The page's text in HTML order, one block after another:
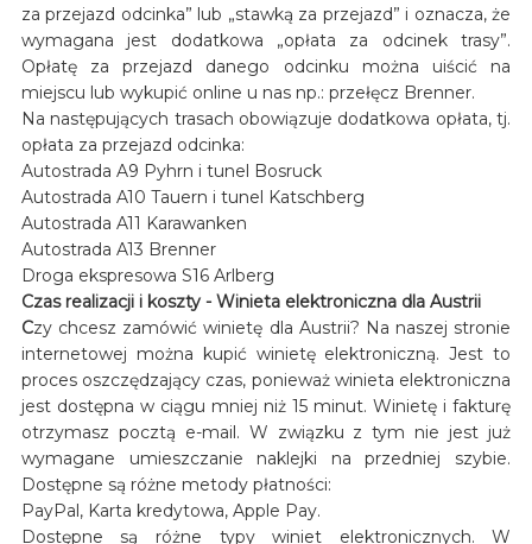
za przejazd odcinka” lub „stawką za przejazd” i oznacza, że
wymagana jest dodatkowa „opłata za odcinek trasy”.
Opłatę za przejazd danego odcinku można uiścić na
miejscu lub wykupić online u nas np.: przełęcz Brenner.
Na następujących trasach obowiązuje dodatkowa opłata, tj.
opłata za przejazd odcinka:
Autostrada A9 Pyhrn i tunel Bosruck
Autostrada A10 Tauern i tunel Katschberg
Autostrada A11 Karawanken
Autostrada A13 Brenner
Droga ekspresowa S16 Arlberg
Czas realizacji i koszty - Winieta elektroniczna dla Austrii
Czy chcesz zamówić winietę dla Austrii? Na naszej stronie
internetowej można kupić winietę elektroniczną. Jest to
proces oszczędzający czas, ponieważ winieta elektroniczna
jest dostępna w ciągu mniej niż 15 minut. Winietę i fakturę
otrzymasz pocztą e-mail. W związku z tym nie jest już
wymagane umieszczanie naklejki na przedniej szybie.
Dostępne są różne metody płatności:
PayPal, Karta kredytowa, Apple Pay.
Dostępne są różne typy winiet elektronicznych. W